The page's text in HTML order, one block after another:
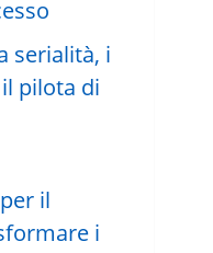
serialità, i
pilota di